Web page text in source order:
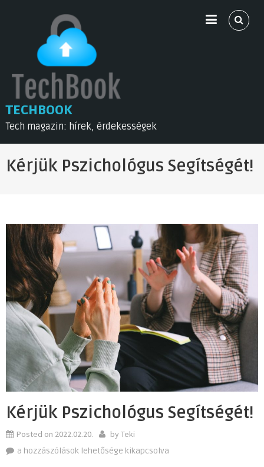
TECHBOOK
Tech magazin: hírek, érdekességek
Kérjük Pszichológus Segítségét!
Kérjük Pszichológus Segítségét!
Posted on 2022.02.20. by Teki
Kérjük
a hozzászólások lehetősége kikapcsolva